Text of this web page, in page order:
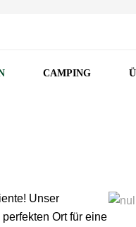
CAMPING
Unser
Ort für eine